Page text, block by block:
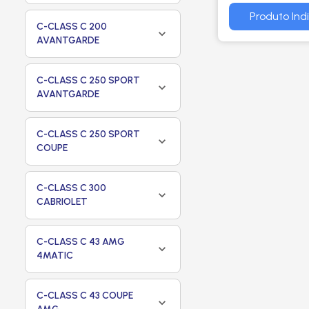
C-CLASS C 200
AVANTGARDE
C-CLASS C 250 SPORT
AVANTGARDE
C-CLASS C 250 SPORT
COUPE
C-CLASS C 300
CABRIOLET
C-CLASS C 43 AMG
4MATIC
C-CLASS C 43 COUPE
2014 EM
Produto